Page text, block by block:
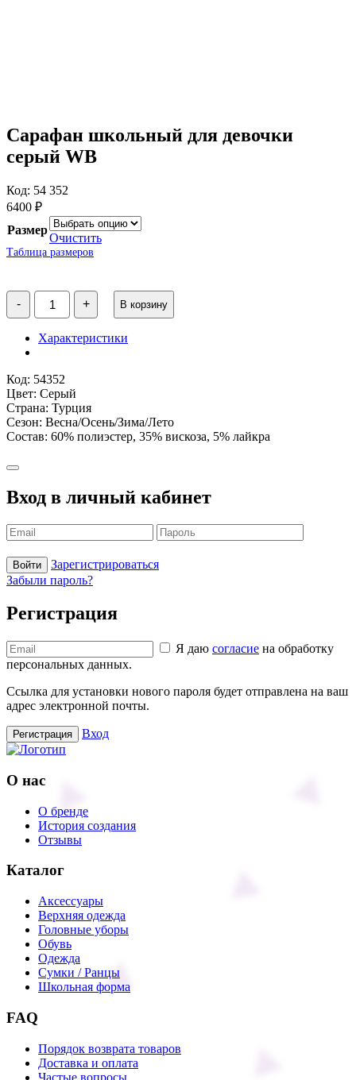
Сарафан школьный для девочки
серый WB
Код: 54 352
6400 ₽
Размер
Очистить
Таблица размеров
-
Количество
товара
Сарафан
школьный
для
серый
WB
+ В корзину
Характеристики
Код: 54352
Цвет: Серый
Страна: Турция
Сезон: Весна/Осень/Зима/Лето
Состав: 60% полиэстер, 35% вискоза, 5% лайкра
Вход в личный кабинет
Войти
Зарегистрироваться
Забыли пароль?
Регистрация
Я даю согласие на обработку
персональных данных.
Ссылка для установки нового пароля будет отправлена ​​на ваш
адрес электронной почты.
Регистрация Вход
О нас
О бренде
История создания
Отзывы
Каталог
Аксессуары
Верхняя одежда
Головные уборы
Обувь
Одежда
Сумки / Ранцы
Школьная форма
FAQ
Порядок возврата товаров
Доставка и оплата
Частые вопросы